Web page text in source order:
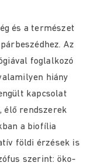
és a természet
Az
foglalkozó
hiány
kapcsolat
élő rendszerek
a biofília
földi érzések is
szerint: öko-